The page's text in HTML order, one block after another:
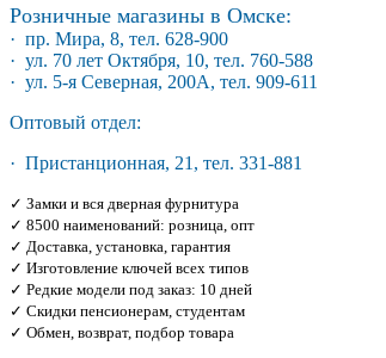
Розничные магазины в Омске:
· пр. Мира, 8, тел. 628-900
· ул. 70 лет Октября, 10, тел. 760-588
· ул. 5-я Северная, 200А, тел. 909-611
Оптовый отдел:
· Пристанционная, 21, тел. 331-881
✓ Замки и вся дверная фурнитура
✓ 8500 наименований: розница, опт
✓ Доставка, установка, гарантия
✓ Изготовление ключей всех типов
✓ Редкие модели под заказ: 10 дней
✓ Скидки пенсионерам, студентам
✓ Обмен, возврат, подбор товара